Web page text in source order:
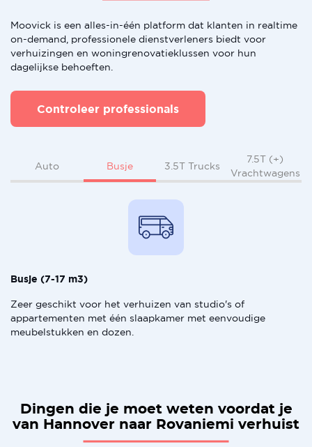
Moovick is een alles-in-één platform dat klanten in realtime
on-demand, professionele dienstverleners biedt voor
verhuizingen en woningrenovatieklussen voor hun
dagelijkse behoeften.
Controleer professionals
Auto Busje 3.5T Trucks
7.5T (+)
Vrachtwagens
Busje (7-17 m3)
Zeer geschikt voor het verhuizen van studio's of
appartementen met één slaapkamer met eenvoudige
meubelstukken en dozen.
Dingen die je moet weten voordat je
van Hannover naar Rovaniemi verhuist